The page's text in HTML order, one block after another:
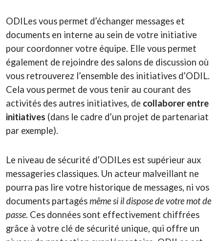
ODILes vous permet d’échanger messages et
documents en interne au sein de votre initiative
pour coordonner votre équipe. Elle vous permet
également de rejoindre des salons de discussion où
vous retrouverez l’ensemble des initiatives d’ODIL.
Cela vous permet de vous tenir au courant des
activités des autres initiatives, de collaborer entre
initiatives (dans le cadre d’un projet de partenariat
par exemple).
Le niveau de sécurité d’ODILes est supérieur aux
messageries classiques. Un acteur malveillant ne
pourra pas lire votre historique de messages, ni vos
documents partagésmême si il dispose de votre mot de
passe. Ces données sont effectivement chiffrées
grâce à votre clé de sécurité unique, qui offre un